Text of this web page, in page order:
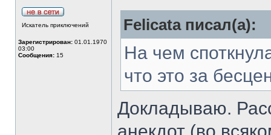
Искатель приключений
Зарегистрирован: 01.01.1970
03:00
Сообщения: 15
Felicata писал(а):
На чем
что это за
Докладываю.